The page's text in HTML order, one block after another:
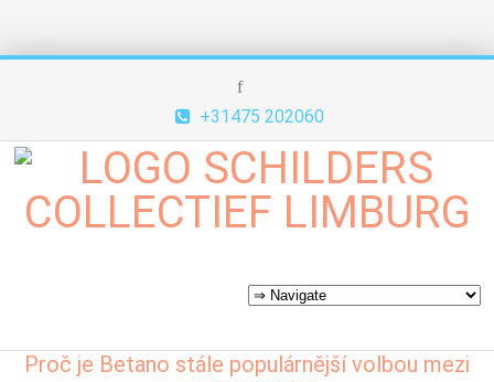
+31475 202060
Proč je Betano stále populárnější volbou mezi